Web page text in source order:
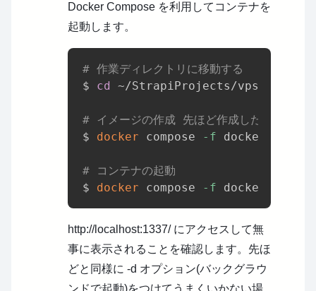
Docker Compose を利用してコンテナを
起動します。
# 作業ディレクトリに移動する
$ cd ~/StrapiProjects/vps-
# イメージの作成 先ほど作成した
$ docker compose -f docker-
# コンテナの起動
$ docker compose -f docker-
http://localhost:1337/ にアクセスして無
事に表示されることを確認します。先ほ
どと同様に -d オプション(バックグラウ